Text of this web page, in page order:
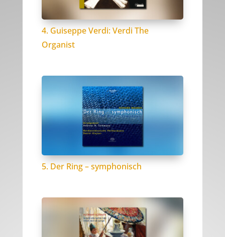
4. Guiseppe Verdi: Verdi The
Organist
5. Der Ring – symphonisch